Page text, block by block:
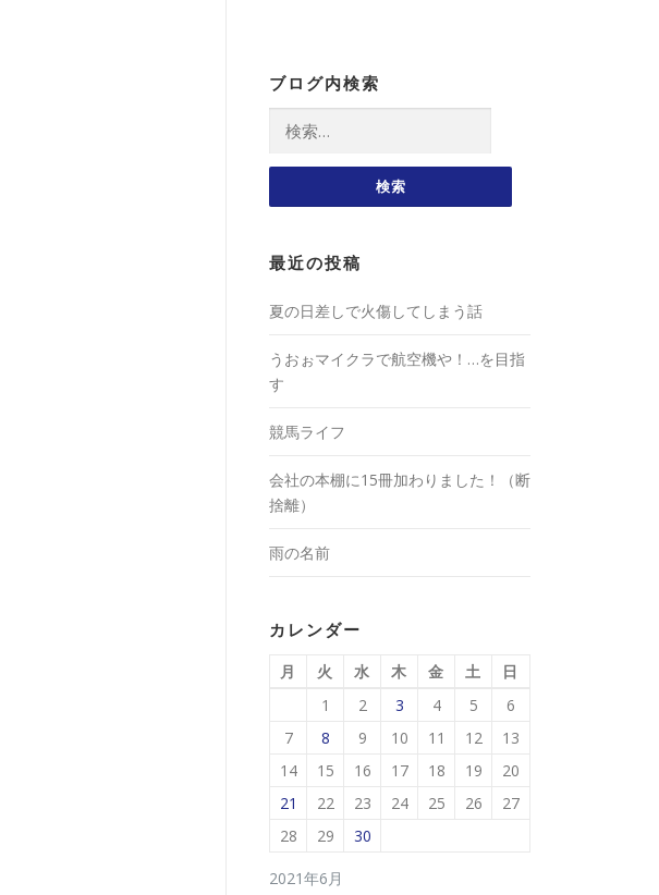
ブログ内検索
最近の投稿
夏の日差しで火傷してしまう話
うおぉマイクラで航空機や！…を目指
す
競馬ライフ
会社の本棚に15冊加わりました！（断
捨離）
雨の名前
カレンダー
2021年6月
月 火 水 木 金 土
日
1
2 3 4 5
6
7
8 9 10 11 12
13
14
15 16 17 18 19
20
21
22 23 24 25 26
27
28
29 30